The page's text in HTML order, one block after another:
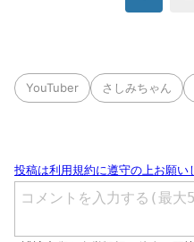
YouTuber さしみちゃん